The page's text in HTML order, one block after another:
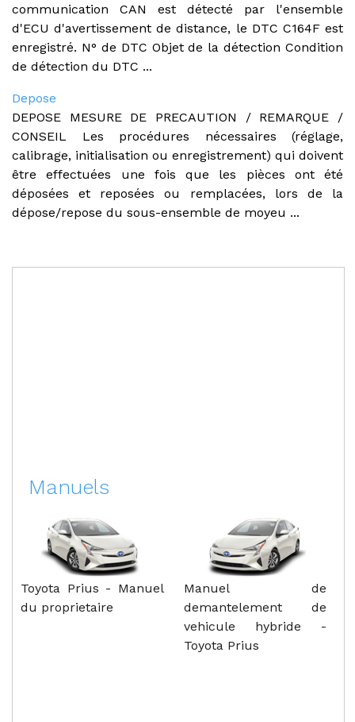
communication CAN est détecté par l'ensemble
d'ECU d'avertissement de distance, le DTC C164F est
enregistré. N° de DTC Objet de la détection Condition
de détection du DTC ...
Depose
DEPOSE MESURE DE PRECAUTION / REMARQUE /
CONSEIL Les procédures nécessaires (réglage,
calibrage, initialisation ou enregistrement) qui doivent
être effectuées une fois que les pièces ont été
déposées et reposées ou remplacées, lors de la
dépose/repose du sous-ensemble de moyeu ...
Manuels
Toyota Prius - Manuel
du proprietaire
Manuel de
demantelement de
vehicule hybride -
Toyota Prius